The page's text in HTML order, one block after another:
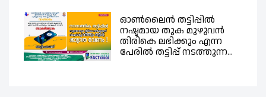
ഓൺലൈൻ തട്ടിപ്പിൽ
നഷ്ടമായ തുക മുഴുവൻ
തിരികെ ലഭിക്കും എന്ന
പേരിൽ തട്ടിപ്പ് നടത്തുന്ന...